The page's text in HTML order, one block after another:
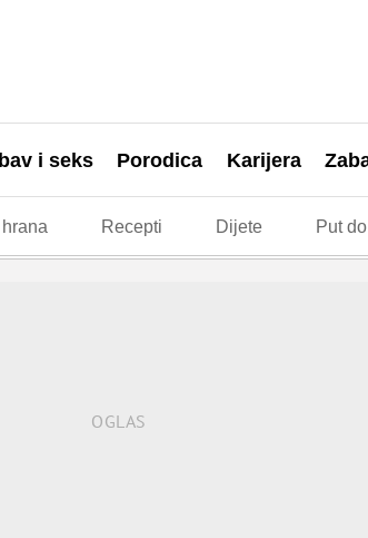
i seks Porodica Karijera
Recepti Dijete Put